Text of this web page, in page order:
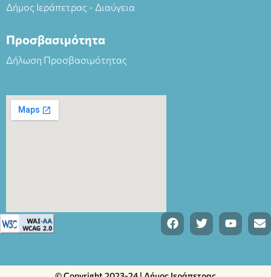
Δήμος Ιεράπετρας - Διαύγεια
Προσβασιμότητα
Δήλωση Προσβασιμότητας